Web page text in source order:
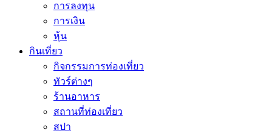
การลงทุน
การเงิน
หุ้น
กินเที่ยว
กิจกรรมการท่องเที่ยว
ทัวร์ต่างๆ
ร้านอาหาร
สถานที่ท่องเที่ยว
สปา